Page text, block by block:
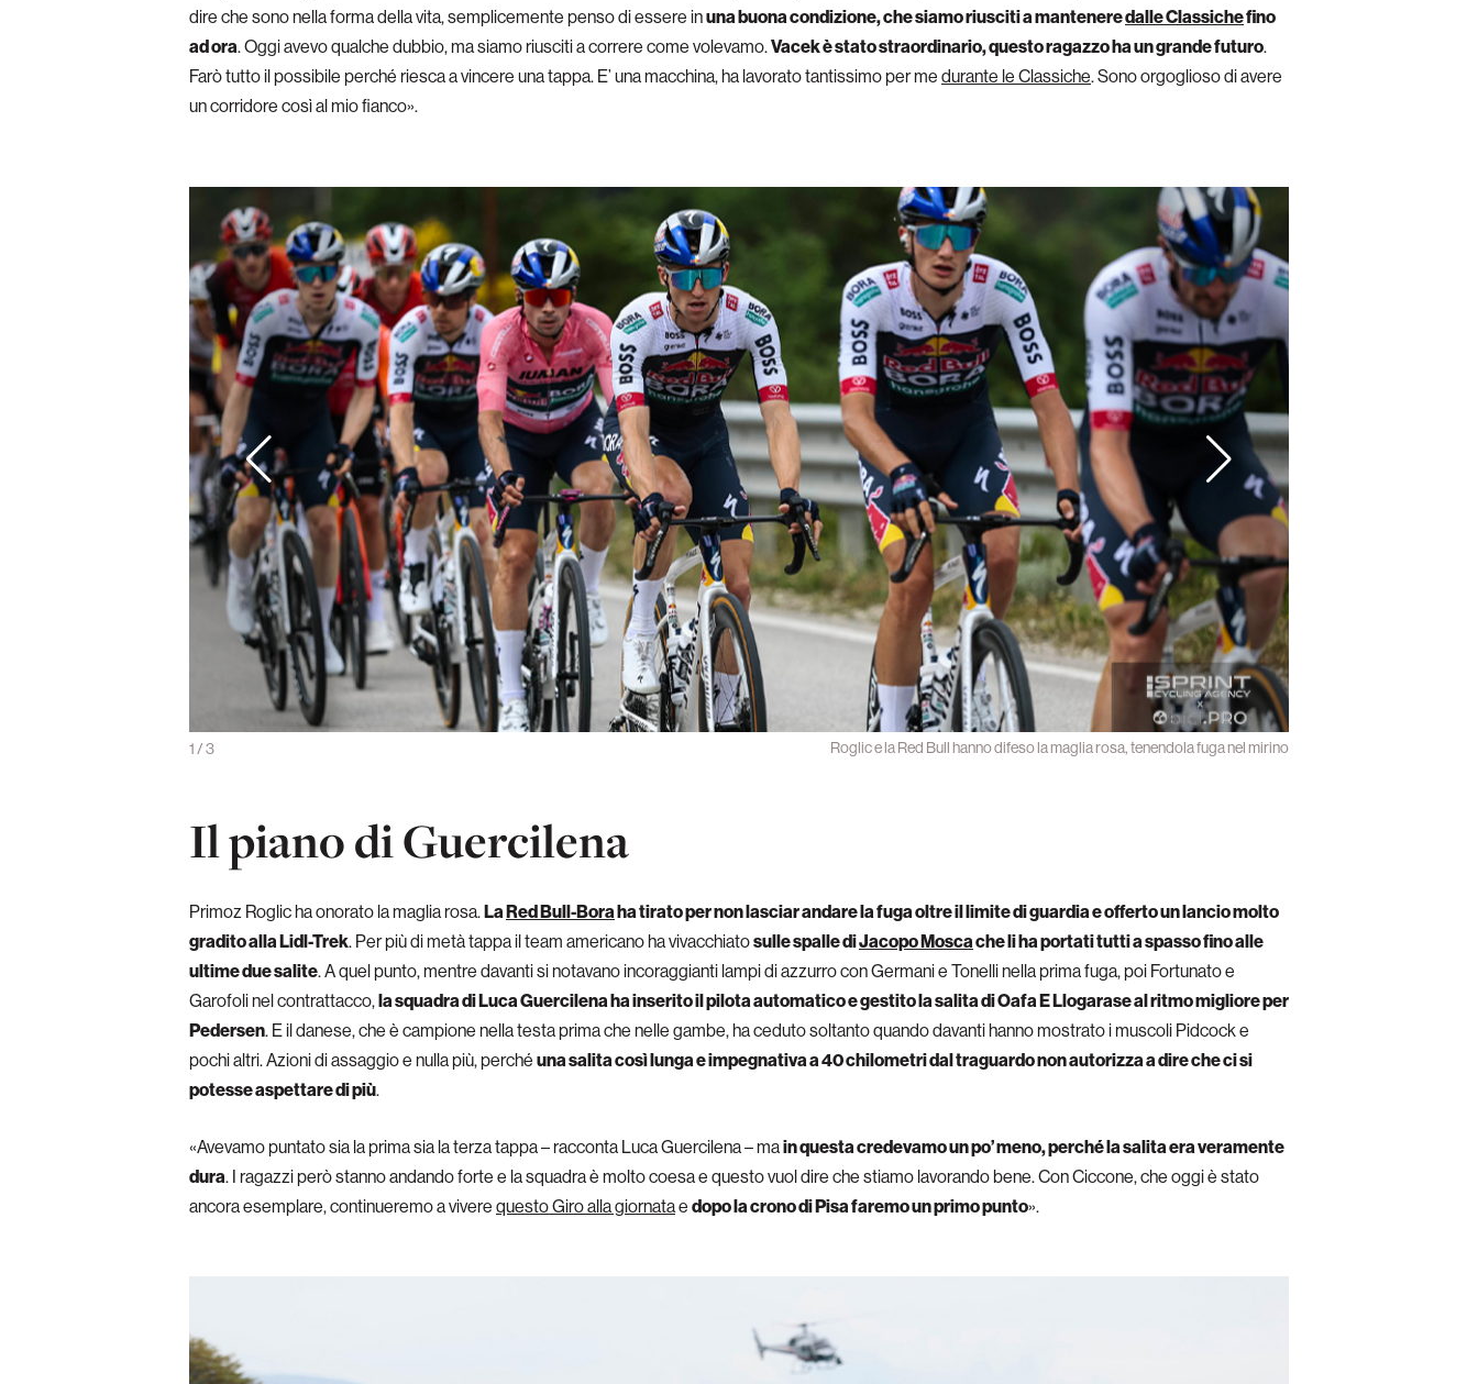
dire che sono nella forma della vita, semplicemente penso di essere inuna buona condizione, che siamo riusciti a manteneredalle Classichefino
ad ora. Oggi avevo qualche dubbio, ma siamo riusciti a correre come volevamo.Vacek è stato straordinario, questo ragazzo ha un grande futuro.
Farò tutto il possibile perché riesca a vincere una tappa. E’ una macchina, ha lavorato tantissimo per me durante le Classiche. Sono orgoglioso di avere
un corridore così al mio fianco».
Roglic e la Red Bull hanno difeso la maglia rosa, tenendola fuga nel mirino
1/3
Il piano di Guercilena
Primoz Roglic ha onorato la maglia rosa.LaRed Bull-Boraha tirato per non lasciar andare la fuga oltre il limite di guardia e offerto un lancio molto
gradito alla Lidl-Trek. Per più di metà tappa il team americano ha vivacchiatosulle spalle diJacopo Moscache li ha portati tutti a spasso fino alle
ultime due salite. A quel punto, mentre davanti si notavano incoraggianti lampi di azzurro con Germani e Tonelli nella prima fuga, poi Fortunato e
Garofoli nel contrattacco,la squadra di Luca Guercilena ha inserito il pilota automatico e gestito la salita di Oafa E Llogarase al ritmo migliore per
Pedersen. E il danese, che è campione nella testa prima che nelle gambe, ha ceduto soltanto quando davanti hanno mostrato i muscoli Pidcock e
pochi altri. Azioni di assaggio e nulla più, perché una salita così lunga e impegnativa a 40 chilometri dal traguardo non autorizza a dire che ci si
potesse aspettare di più.
«Avevamo puntato sia la prima sia la terza tappa – racconta Luca Guercilena – main questa credevamo un po’ meno, perché la salita era veramente
dura. I ragazzi però stanno andando forte e la squadra è molto coesa e questo vuol dire che stiamo lavorando bene. Con Ciccone, che oggi è stato
ancora esemplare, continueremo a vivere questo Giro alla giornatae dopo la crono di Pisa faremo un primo punto».